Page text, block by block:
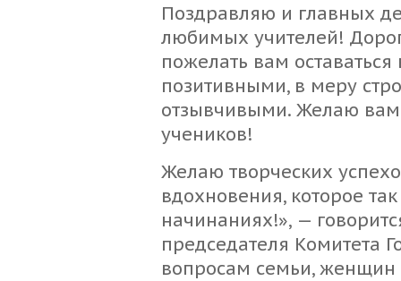
Поздравляю и главных
любимых учителей!
пожелать вам
позитивными, в меру
отзывчивыми. Желаю
учеников!
Желаю творческих
вдохновения, которое
начинаниях!», —
председателя Комитета
вопросам семьи, женщин